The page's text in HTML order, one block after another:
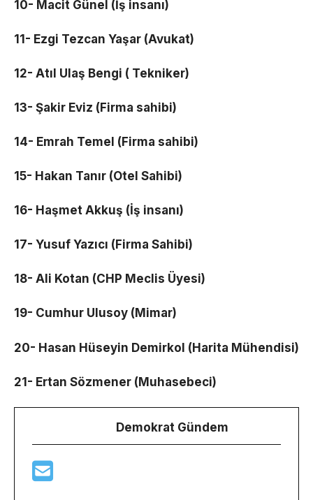
10- Macit Günel (İş insanı)
11- Ezgi Tezcan Yaşar (Avukat)
12- Atıl Ulaş Bengi ( Tekniker)
13- Şakir Eviz (Firma sahibi)
14- Emrah Temel (Firma sahibi)
15- Hakan Tanır (Otel Sahibi)
16- Haşmet Akkuş (İş insanı)
17- Yusuf Yazıcı (Firma Sahibi)
18- Ali Kotan (CHP Meclis Üyesi)
19- Cumhur Ulusoy (Mimar)
20- Hasan Hüseyin Demirkol (Harita Mühendisi)
21- Ertan Sözmener (Muhasebeci)
Demokrat Gündem